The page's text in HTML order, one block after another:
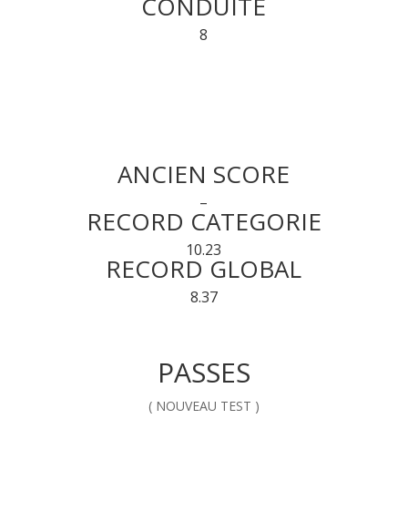
8
ANCIEN SCORE
–
RECORD CATEGORIE
10.23
RECORD GLOBAL
8.37
PASSES
( NOUVEAU TEST )